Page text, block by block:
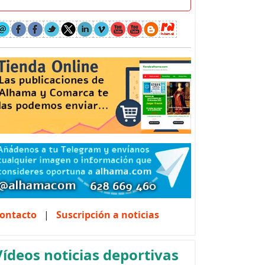
| Suscripción a noticias
noticias deportivas